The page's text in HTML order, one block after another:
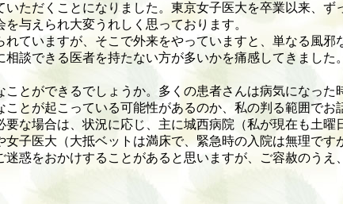
ただくことになりました。東京女子医大を卒業以来、
与えられ大変うれしく思っております。
ていますが、そこで外来をやっていますと、単なる風
談できる医者を持たない方が多いかを痛感してきまし
とができるでしょうか。多くの患者さんは病気になっ
とが起こっている可能性があるのか、私の判る範囲で
な場合は、状況に応じ、主に城西病院（私が現在も土
子医大（大抵ベットは満床で、緊急時の入院は無理で
惑をおかけすることがあると思いますが、ご容赦のうえ